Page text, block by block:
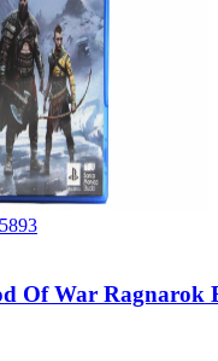
Of War Ragnarok